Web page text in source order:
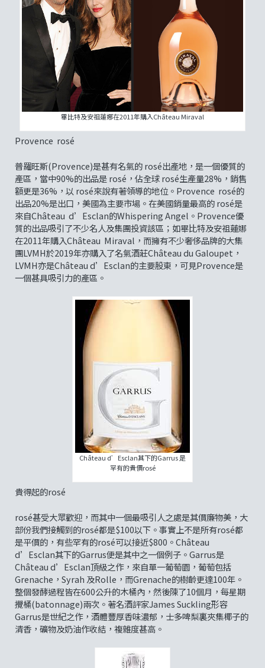
畢比特及安祖蓮娜在2011年購入Château Miraval
Provence rosé
普羅旺斯(Provence)是甚有名氣的 rosé出產地，是一個優質的
產區，當中90%的出品是 rosé，佔全球 rosé生產量28%，銷售
額更是36%，以 rosé來說有著領導的地位。Provence rosé的
出品20%是出口，美國為主要市場。在美國銷量最高的 rosé是
來自Château d’Esclan的Whispering Angel。Provence優
質的出品吸引了不少名人及集團投資該區；如畢比特及安祖蓮娜
在2011年購入Château Miraval，而擁有不少奢侈品牌的大集
團LVMH於2019年亦購入了名氣酒莊Château du Galoupet，
LVMH亦是Château d’Esclan的主要股東，可見Provence是
一個甚具吸引力的產區。
Château d’Esclan其下的Garrus 是
罕有的貴價rosé
貴得起的rosé
rosé甚受大眾歡迎，而其中一個最吸引人之處是其價廉物美，大
部份我們接觸到的rosé都是$100以下。事實上不是所有rosé都
是平價的，有些罕有的rosé可以接近$800。Château
d’Esclan其下的Garrus便是其中之一個例子。Garrus是
Château d’Esclan頂級之作，來自單一葡萄園，葡萄包括
Grenache，Syrah 及Rolle，而Grenache的樹齡更達100年。
整個發酵過程皆在600公升的木桶內，然後陳了10個月，每星期
攪桶(batonnage)兩次。著名酒評家James Suckling形容
Garrus是世紀之作，酒體豐厚香味濃郁，士多啤梨裏夾集椰子的
清香，礦物及奶油作收結，複雜度甚高。